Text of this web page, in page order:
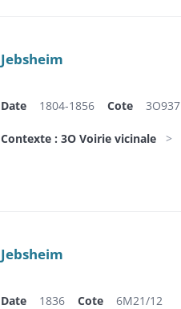
Jebsheim
Date 1804-1856 Cote 3O937
Contexte : 3O Voirie vicinale
Jebsheim
Date 1836 Cote 6M21/12